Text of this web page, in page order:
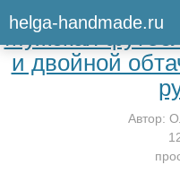
helga-handmade.ru
Вернуться
Мужская
и двойной
Автор: